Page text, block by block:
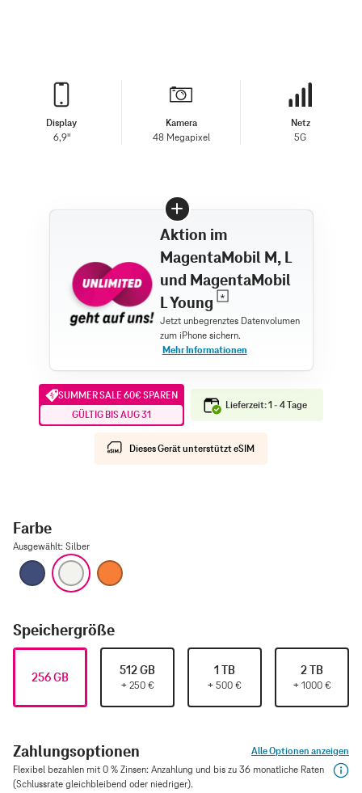
Display
6,9"
Kamera
48 Megapixel
Netz
5G
Aktion im
MagentaMobil M, L
und MagentaMobil
L Young
SUMMER SALE 60€ SPAREN
GÜLTIG BIS AUG 31
Lieferzeit: 1 - 4 Tage
Dieses Gerät unterstützt eSIM
Farbe
Ausgewählt: Silber
Tiefblau Silber
Speichergröße
256 GB 512 GB
+ 250 €
1 TB
+ 500 €
2 TB
+ 1000 €
Zahlungsoptionen
Alle Optionen anzeigen
Flexibel bezahlen mit 0 % Zinsen: Anzahlung und bis zu 36 monatliche Raten
(Schlussrate gleichbleibend oder niedriger).